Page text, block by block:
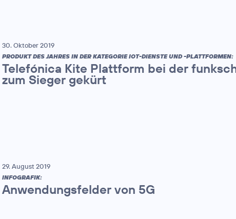
30. Oktober 2019
PRODUKT DES JAHRES IN DER KATEGORIE IOT-DIENSTE UND -PLATTFORMEN:
Telefónica Kite Plattform bei der
zum Sieger gekürt
29. August 2019
INFOGRAFIK:
Anwendungsfelder von 5G